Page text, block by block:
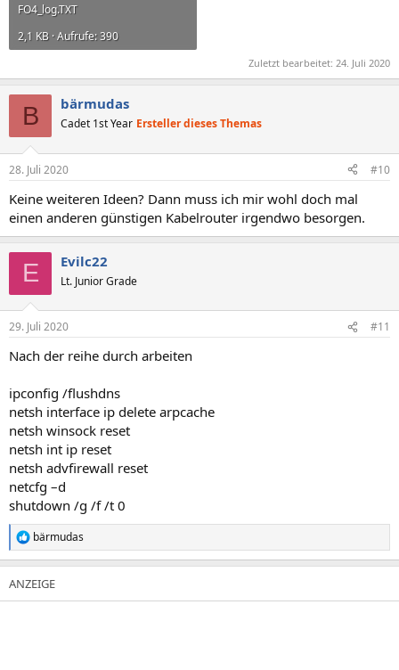
FO4_log.TXT
2,1 KB · Aufrufe: 390
Zuletzt bearbeitet: 24. Juli 2020
B bärmudas
Cadet 1st Year Ersteller dieses Themas
28. Juli 2020 #10
Keine weiteren Ideen? Dann muss ich mir wohl doch mal
einen anderen günstigen Kabelrouter irgendwo besorgen.
E Evilc22
Lt. Junior Grade
29. Juli 2020 #11
Nach der reihe durch arbeiten
ipconfig /flushdns
netsh interface ip delete arpcache
netsh winsock reset
netsh int ip reset
netsh advfirewall reset
netcfg –d
shutdown /g /f /t 0
R
e
a
k
t
bärmudas